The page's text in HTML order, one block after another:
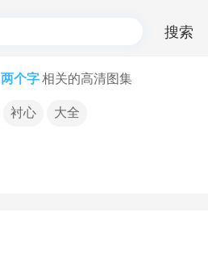
搜索
两个字相关的高清图集
衬心 大全